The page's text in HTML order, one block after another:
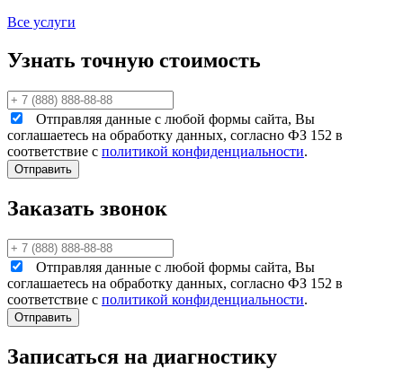
Все услуги
Узнать точную стоимость
Отправляя данные с любой формы сайта, Вы
соглашаетесь на обработку данных, согласно ФЗ 152 в
соответствие с политикой конфиденциальности.
Заказать звонок
Отправляя данные с любой формы сайта, Вы
соглашаетесь на обработку данных, согласно ФЗ 152 в
соответствие с политикой конфиденциальности.
Записаться на диагностику